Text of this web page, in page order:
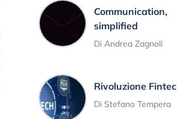
Communication,
simplified
Di Andrea Zagnoli
Rivoluzione
Di Stefano Tempera